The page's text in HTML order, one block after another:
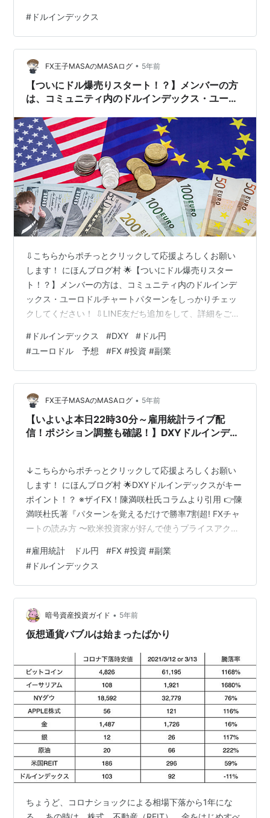
て実勢値（bid askは無視）と理論値の差を使って収益を
あげる方法は知っていましたが、実際の差は微々たるも
ので私はやっていません。 実勢 理論値 ドル円 134.31
134.28ユーロ円 141.53 141.53ドルユーロ 1.05403
1.05403 これまでの円安ドル高、円安ユー…
# ドルインデックス
FX王子MASAのMASAログ • 5年前
【ついにドル爆売りスタート！？】メンバーの方
は、コミュニティ内のドルインデックス・ユーロ
ださい！
⇩こちらからポチっとクリックして応援よろしくお願い
します！ にほんブログ村 🌟【ついにドル爆売りスター
ト！？】メンバーの方は、コミュニティ内のドルインデ
ックス・ユーロドルチャートパターンをしっかりチェッ
クしてください！ ⇩LINE友だち追加をして、詳細をご確
ーターも炸裂！プロトレーダーMASAによる極秘会得プロ
ジェクト始動！ 🌟プロトレーダーMASA FX-OUGIインジ
ケーターで、MASA式デイトレ・スキャルを完全マスタ
ー！ masaprediction.hatenablog.com 🌟プロトレーダー
MASA監修FX奥義で、MAS…
# ドルインデックス #DXY # ドル円
#ユーロドル 予想 #FX #投資 #副業
FX王子MASAのMASAログ • 5年前
【いよいよ本日22時30分～雇用統計ライブ配
信！ポジション調整も確認！】DXYドルインデッ
れているメンバーの方は今日だけは注目！
↓こちらからポチっとクリックして応援よろしくお願い
します！ にほんブログ村 🌟DXYドルインデックスがキー
ポイント！？ ※ザイFX！陳満咲杜氏コラムより引用 👉陳
満咲杜氏著『パターンを覚えるだけで勝率7割超! FXチャ
ートの読み方 〜欧米投資家が好んで使うプライスアクシ
私共に忙しいながらも、ドル円ショートのゾーントレー
ドで利益を取れているメンバーの方は今日だけは注目！
masaprediction.hatenablog.com ※ザイFX！陳満咲杜氏
コラムより引用 🌟LINE友だち追加をして、完全無料でFX
リアルタイム実況中継をご覧ください…
#雇用統計 ドル円 #FX #投資 #副業
# ドルインデックス
暗号資産投資ガイド • 5年前
仮想通貨バブルは始まったばかり
ちょうど、コロナショックによる相場下落から1年にな